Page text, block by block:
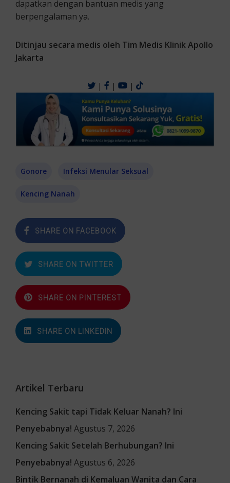
dapatkan dengan bantuan medis yang
berpengalaman ya.
Ditinjau secara medis oleh Tim Medis Klinik Apollo
Jakarta
| | |
Gonore Infeksi Menular Seksual
Kencing Nanah
SHARE ON FACEBOOK
SHARE ON TWITTER
SHARE ON PINTEREST
SHARE ON LINKEDIN
Artikel Terbaru
Kencing Sakit tapi Tidak Keluar Nanah? Ini
Penyebabnya! Agustus 7, 2026
Kencing Sakit Setelah Berhubungan? Ini
Penyebabnya! Agustus 6, 2026
Bintik Bernanah di Kemaluan Wanita dan Cara